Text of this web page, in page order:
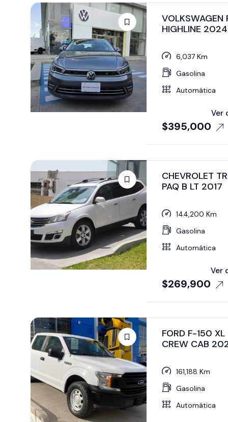
VOLKSWAGEN
HIGHLINE 2024
6,037 Km
Gasolina
Automática
$395,000
Ver
CHEVROLET
PAQ B LT 2017
144,200 Km
Gasolina
Automática
$269,900
Ver
FORD F-150
CREW CAB
161,188 Km
Gasolina
Automática